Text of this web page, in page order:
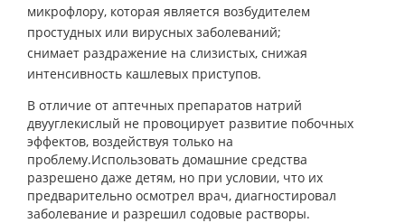
микрофлору, которая является возбудителем
простудных или вирусных заболеваний;
снимает раздражение на слизистых, снижая
интенсивность кашлевых приступов.
В отличие от аптечных препаратов натрий
двууглекислый не провоцирует развитие побочных
эффектов, воздействуя только на
проблему.Использовать домашние средства
разрешено даже детям, но при условии, что их
предварительно осмотрел врач, диагностировал
заболевание и разрешил содовые растворы.